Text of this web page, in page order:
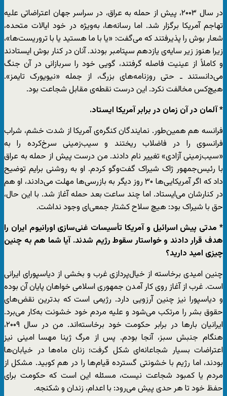
در سال ۲۰۰۳، پیش از حمله به عراق، در سراسر جهان اعتراضاتی علیه
تهاجم آمریکا برگزار شد. اما رسانه‌ها، به‌ویژه در خود ایالات متحده،
شعار بوش را پذیرفتند که می‌گفت: «یا با ما هستید یا با تروریست‌ها»،
زیرا هنوز زیر سایه‌ی یازدهم سپتامبر بودند. آنان در کنار بوش ایستادند
و کاملاً از عینیت فاصله گرفتند، گویی خود را سربازانی در آن جنگ
می‌دانستند ـ حتی روزنامه‌های بزرگ، از جمله «نیویورک تایمز».
هیچ‌کس مخالفت نکرد. این درست نقطه‌ی مقابل شجاعت بود.
* آلمان در آن زمان در برابر آمریکا ایستاد.
فرانسه هم همین‌طور. نمایندگان کنگره‌ی آمریکا از شدت خشم، شراب
فرانسوی را در فاضلاب ریختند و سیب‌زمینی سرخ‌کرده را به
«سیب‌زمینی آزادی» تغییر نام دادند. من درست پیش از حمله به عراق
با رئیس‌جمهور ژاک شیراک گفت‌وگو کردم. او به روشنی برایم توضیح
داد که اگر آمریکایی‌ها ۳۰ روز دیگر به بازرسی‌ها مهلت می‌دادند، او هم
در کنارشان می‌ایستاد. اما چند ساعت بعد حمله آغاز شد. با این حال،
حق با شیراک بود: هیچ سلاح کشتار جمعی‌ای وجود نداشت.
* مدتی پیش اسرائیل و آمریکا تأسیسات غنی‌سازی اورانیوم ایران را
هدف قرار دادند و خواستار سقوط رژیم شدند. آیا شما هم به چنین
چیزی امید دارید؟
چنین امیدی برخاسته از خیال‌پردازی غرب و بخشی از دیاسپورای ایرانی
است. غرب از آغاز روی کار آمدن جمهوری اسلامی خواهان پایان آن بوده
و دیاسپورا نیز چنین آرزویی دارد. رژیمی است که بدترین نقض‌های
حقوق بشر را مرتکب می‌شود و علیه مردم خود خشونت به‌کار می‌برد.
ایرانیان بارها در برابر حکومت خود برخاسته‌اند. من در سال ۲۰۰۹،
هنگام جنبش سبز، آنجا بودم. پس از مرگ ژینا مهسا امینی نیز
اعتراضات بسیار شجاعانه‌ای شکل گرفت؛ زنان ماه‌ها در خیابان‌ها
بودند، اما رژیم با خشونتی گسترده قیام‌ها را در هم کوبید. مشکل از
مردم یا کمبود شجاعت نیست، مسئله این است که حکومت برای
حفظ خود تا هر حدی پیش می‌رود: با اعدام، زندان و شکنجه.